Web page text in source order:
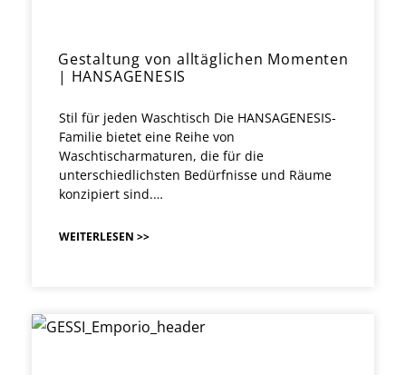
Gestaltung von alltäglichen Momenten
| HANSAGENESIS
Stil für jeden Waschtisch Die HANSAGENESIS-
Familie bietet eine Reihe von
Waschtischarmaturen, die für die
unterschiedlichsten Bedürfnisse und Räume
konzipiert sind.…
WEITERLESEN >>